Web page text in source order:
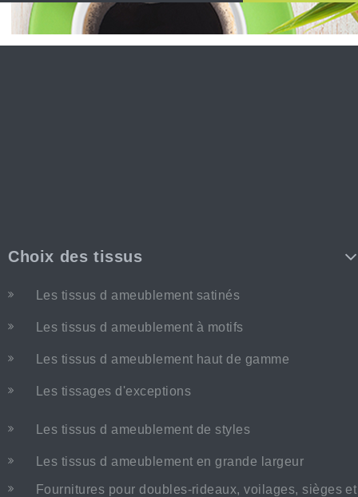
Choix des tissus
Les tissus d ameublement satinés
Les tissus d ameublement à motifs
Les tissus d ameublement haut de gamme
Les tissages d'exceptions
Les tissus d ameublement de styles
Les tissus d ameublement en grande largeur
Fournitures pour doubles-rideaux, voilages, sièges et